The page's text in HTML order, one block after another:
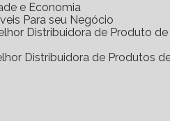
e Economia
Para seu Negócio
Distribuidora de Produto
Distribuidora de Produtos